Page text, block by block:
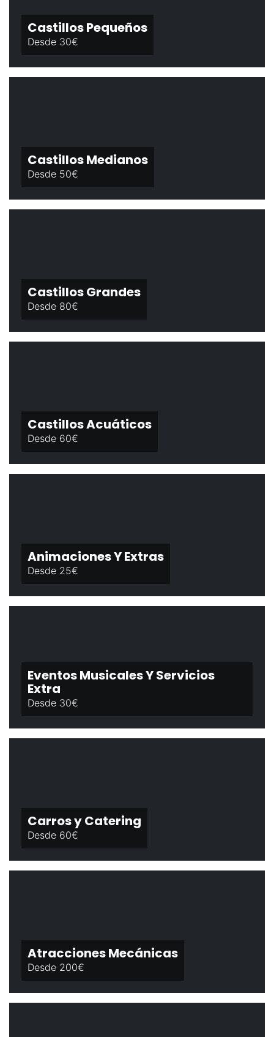
Castillos Pequeños
Desde 30€
Castillos Medianos
Desde 50€
Castillos Grandes
Desde 80€
Castillos Acuáticos
Desde 60€
Animaciones Y Extras
Desde 25€
Eventos Musicales Y Servicios
Extra
Desde 30€
Carros y Catering
Desde 60€
Atracciones Mecánicas
Desde 200€